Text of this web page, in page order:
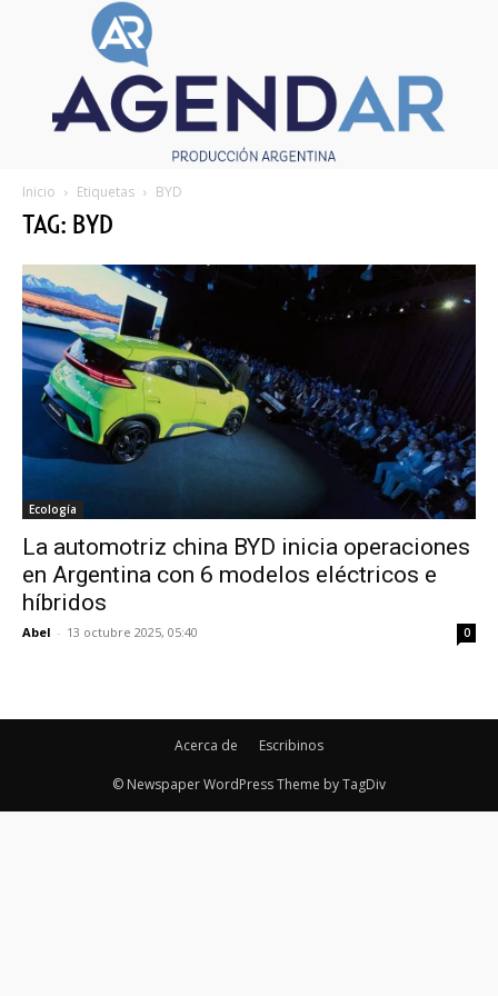
Inicio Etiquetas BYD
TAG: BYD
Ecología
La automotriz china BYD inicia operaciones
en Argentina con 6 modelos eléctricos e
híbridos
Abel - 13 octubre 2025, 05:40 0
Acerca de Escribinos
© Newspaper WordPress Theme by TagDiv